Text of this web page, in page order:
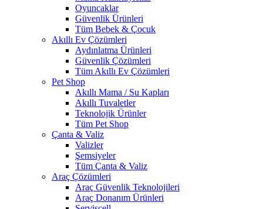
Oyuncaklar
Güvenlik Ürünleri
Tüm Bebek & Çocuk
Akıllı Ev Çözümleri
Aydınlatma Ürünleri
Güvenlik Çözümleri
Tüm Akıllı Ev Çözümleri
Pet Shop
Akıllı Mama / Su Kapları
Akıllı Tuvaletler
Teknolojik Ürünler
Tüm Pet Shop
Çanta & Valiz
Valizler
Şemsiyeler
Tüm Çanta & Valiz
Araç Çözümleri
Araç Güvenlik Teknolojileri
Araç Donanım Ürünleri